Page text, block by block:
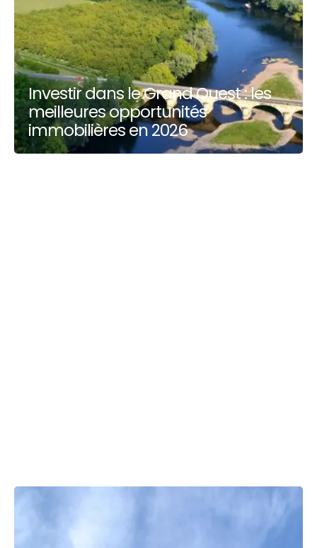
Investir dans le Grand Ouest : les
meilleures opportunités
immobilières en 2026